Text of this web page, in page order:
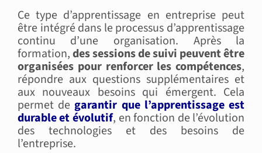
Ce type d’apprentissage en entreprise peut
être intégré dans le processus d’apprentissage
continu d’une organisation. Après la
formation,des sessions de suivi peuvent être
organisées pour renforcer les compétences,
répondre aux questions supplémentaires et
aux nouveaux besoins qui émergent. Cela
permet degarantir que l’apprentissage est
durable et évolutif, en fonction de l’évolution
des technologies et des besoins de
l’entreprise.